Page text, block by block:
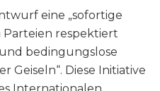
eine „sofortige
respektiert
bedingungslose
Geiseln“. Diese Initiative